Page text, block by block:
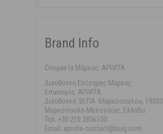
Brand Info
Ονομασία Μάρκας: APIVITA
Διεύθυνση Επίσημης Μάρκας
Επωνυμία: APIVITA
Διεύθυνση: ΒΙ.ΠΑ. Μαρκοπούλου, 19003
Μαρκόπουλο Μεσογαίας, Ελλάδα
Τηλ: +30 210 2856350
Email: apivita-contact@puig.com